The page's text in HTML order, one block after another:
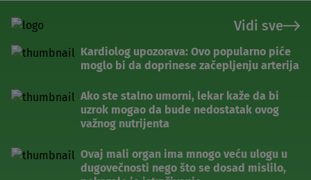
Vidi sve
Kardiolog upozorava: Ovo popularno piće
moglo bi da doprinese začepljenju arterija
Ako ste stalno umorni, lekar kaže da bi
uzrok mogao da bude nedostatak ovog
važnog nutrijenta
Ovaj mali organ ima mnogo veću ulogu u
dugovečnosti nego što se dosad mislilo,